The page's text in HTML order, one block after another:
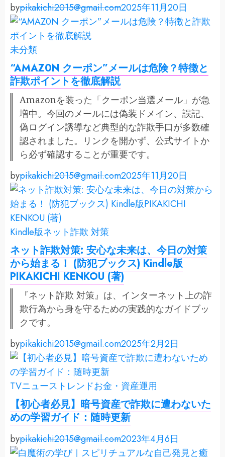
bypikakichi2015@gmail.com2025年11月20日
未分類
“AMAZ0N クーポン”メールは危険？特徴と
詐欺ポイントを徹底解説
Amazonを装った「クーポン当選メール」が急
増中。今回のメールには偽装ドメイン、誤記、
偽ログイン誘導など典型的な詐欺手口が多数確
認されました。リンクを開かず、公式サイトか
ら必ず確認することが重要です。
bypikakichi2015@gmail.com2025年11月20日
Kindle版ネット詐欺 対策
ネット詐欺対策: 安心な未来は、今日の対策
から始まる！ (防犯ブックス) Kindle版
PIKAKICHI KENKOU (著)
『ネット詐欺 対策』は、インターネット上の詐
欺行為から身を守るための実践的なガイドブッ
クです。
bypikakichi2015@gmail.com2025年2月2日
TVニューストレンドお金・資産運用
【初心者必見】暗号資産で詐欺に遭わないた
めの学習ガイド：随時更新
bypikakichi2015@gmail.com2023年4月6日